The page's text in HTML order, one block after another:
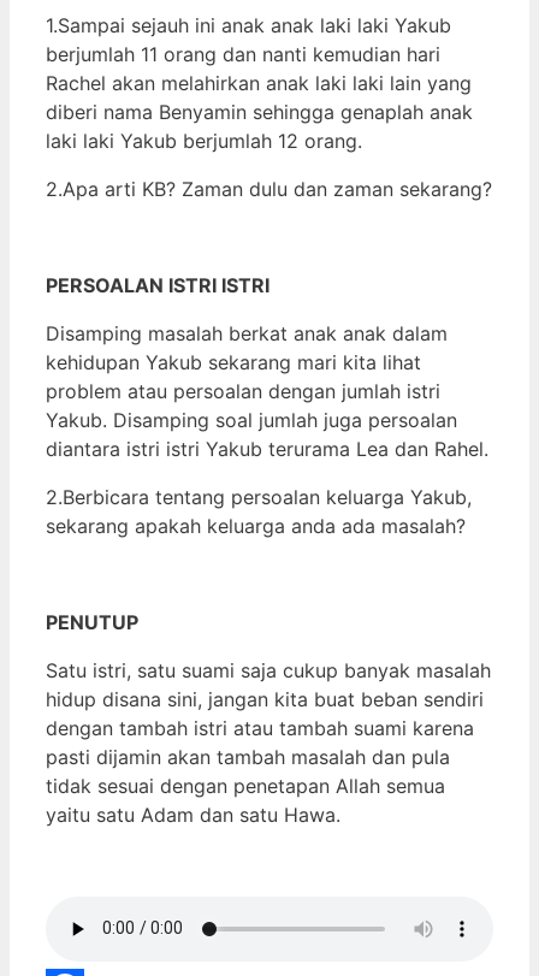
1.Sampai sejauh ini anak anak laki laki Yakub
berjumlah 11 orang dan nanti kemudian hari
Rachel akan melahirkan anak laki laki lain yang
diberi nama Benyamin sehingga genaplah anak
laki laki Yakub berjumlah 12 orang.
2.Apa arti KB? Zaman dulu dan zaman sekarang?
PERSOALAN ISTRI ISTRI
Disamping masalah berkat anak anak dalam
kehidupan Yakub sekarang mari kita lihat
problem atau persoalan dengan jumlah istri
Yakub. Disamping soal jumlah juga persoalan
diantara istri istri Yakub terurama Lea dan Rahel.
2.Berbicara tentang persoalan keluarga Yakub,
sekarang apakah keluarga anda ada masalah?
PENUTUP
Satu istri, satu suami saja cukup banyak masalah
hidup disana sini, jangan kita buat beban sendiri
dengan tambah istri atau tambah suami karena
pasti dijamin akan tambah masalah dan pula
tidak sesuai dengan penetapan Allah semua
yaitu satu Adam dan satu Hawa.